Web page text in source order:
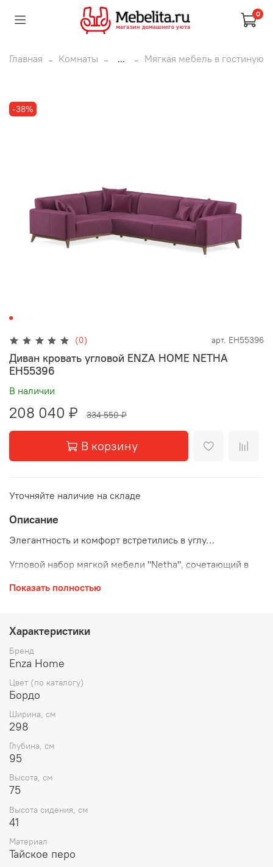
0
Главная Комнаты ... Мягкая мебель в гостиную
-38%
(0) арт. EH55396
Диван кровать угловой ENZA HOME NETHA
EH55396
В наличии
208 040 ₽ 334 550 ₽
В корзину
Уточняйте наличие на складе
Описание
Элегантность и комфорт встретились в углу…
Угловой набор мягкой мебели "Netha", сочетающий в
стойку, делает его красоту и простоту использования
матрасами для сидения и механизмом спинки, который
позволяет спать.
Показать полностью
Характеристики
Бренд
Enza Home
Цвет (по каталогу)
Бордо
Ширина, см
298
Глубина, см
95
Высота, см
75
Высота сидения, см
41
Материал
Тайское перо